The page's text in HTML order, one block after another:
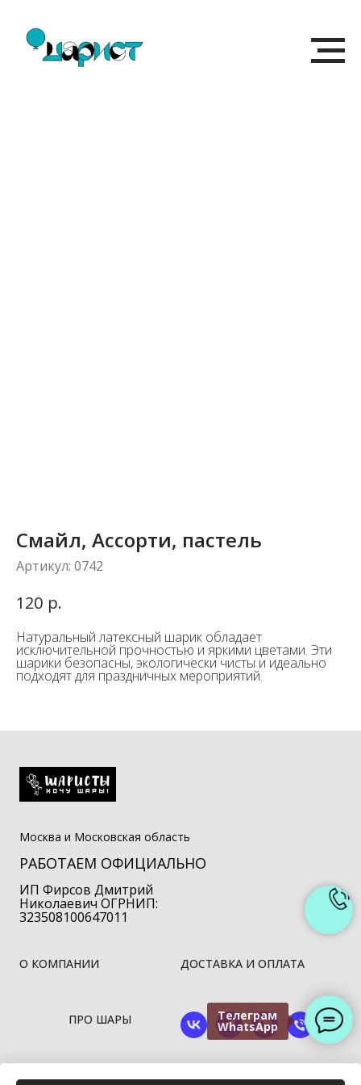
Телеграм
WhatsApp
Смайл, Ассорти, пастель
Артикул: 0742
120 р.
Натуральный латексный шарик обладает
исключительной прочностью и яркими цветами. Эти
шарики безопасны, экологически чисты и идеально
подходят для праздничных мероприятий.
Москва и Московская область
РАБОТАЕМ ОФИЦИАЛЬНО
ИП Фирсов Дмитрий
Николаевич ОГРНИП:
323508100647011
О КОМПАНИИ ДОСТАВКА И ОПЛАТА
ПРО ШАРЫ